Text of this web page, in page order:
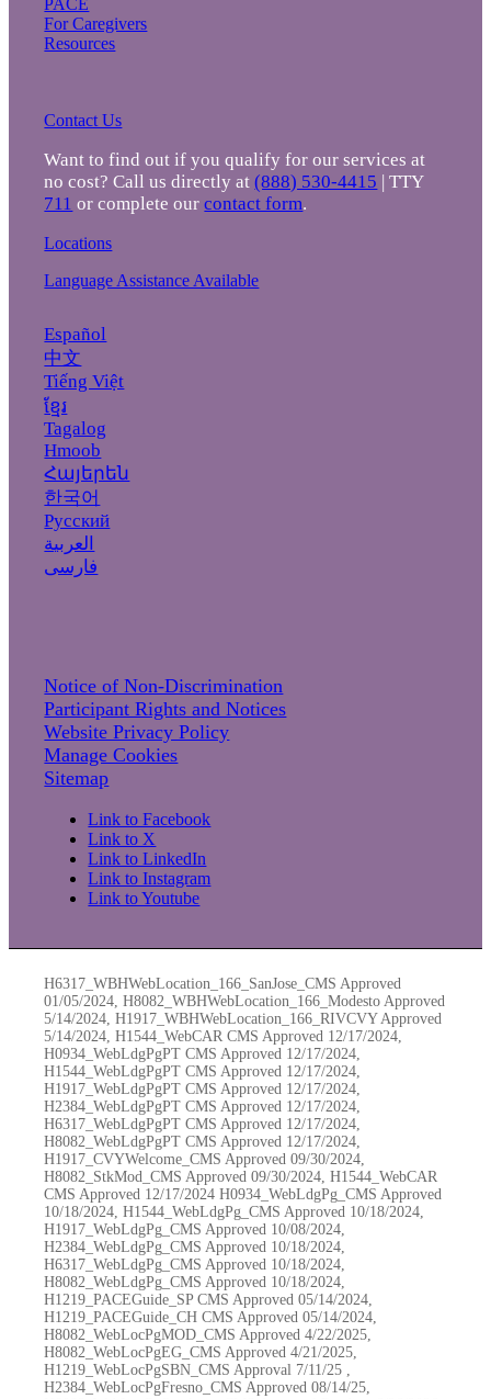
For Caregivers
Resources
Contact Us
Want to find out if you qualify for our services at
no cost? Call us directly at(888) 530-4415 | TTY
711 or complete ourcontact form.
Locations
Language Assistance Available
Español
中文
Tiếng Việt
ខ្មែរ
Tagalog
Hmoob
Հայերեն
한국어
Русский
العربية
فارسی
Notice of Non-Discrimination
Participant Rights and Notices
Website Privacy Policy
Manage Cookies
Sitemap
Link to Facebook
Link to X
Link to LinkedIn
Link to Instagram
Link to Youtube
H6317_WBHWebLocation_166_SanJose_CMS Approved
01/05/2024, H8082_WBHWebLocation_166_Modesto Approved
5/14/2024, H1917_WBHWebLocation_166_RIVCVY Approved
5/14/2024, H1544_WebCAR CMS Approved 12/17/2024,
H0934_WebLdgPgPT CMS Approved 12/17/2024,
H1544_WebLdgPgPT CMS Approved 12/17/2024,
H1917_WebLdgPgPT CMS Approved 12/17/2024,
H2384_WebLdgPgPT CMS Approved 12/17/2024,
H6317_WebLdgPgPT CMS Approved 12/17/2024,
H8082_WebLdgPgPT CMS Approved 12/17/2024,
H1917_CVYWelcome_CMS Approved 09/30/2024,
H8082_StkMod_CMS Approved 09/30/2024, H1544_WebCAR
CMS Approved 12/17/2024 H0934_WebLdgPg_CMS Approved
10/18/2024, H1544_WebLdgPg_CMS Approved 10/18/2024,
H1917_WebLdgPg_CMS Approved 10/08/2024,
H2384_WebLdgPg_CMS Approved 10/18/2024,
H6317_WebLdgPg_CMS Approved 10/18/2024,
H8082_WebLdgPg_CMS Approved 10/18/2024,
H1219_PACEGuide_SP CMS Approved 05/14/2024,
H1219_PACEGuide_CH CMS Approved 05/14/2024,
H8082_WebLocPgMOD_CMS Approved 4/22/2025,
H8082_WebLocPgEG_CMS Approved 4/21/2025,
H1219_WebLocPgSBN_CMS Approval 7/11/25 ,
H2384_WebLocPgFresno_CMS Approved 08/14/25,